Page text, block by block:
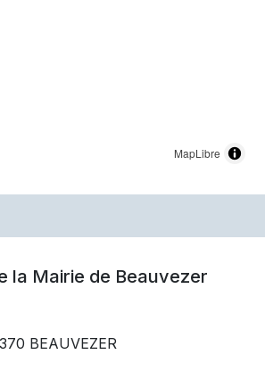
MapLibre
la Mairie de Beauvezer
BEAUVEZER